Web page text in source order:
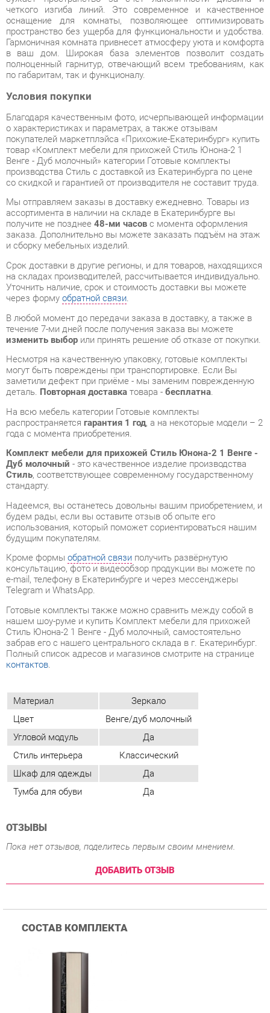
полноценный гарнитур, отвечающий всем требованиям, как
по габаритам, так и функционалу.
Условия покупки
Благодаря качественным фото, исчерпывающей информации
о характеристиках и параметрах, а также отзывам
покупателей маркетплэйса «Прихожие-Екатеринбург» купить
Венге - Дуб молочный» категории Готовые комплекты
со скидкой и гарантией от производителя не составит труда.
Мы отправляем заказы в доставку ежедневно. Товары из
ассортимента в наличии на складе в Екатеринбурге вы
получите не позднее48-ми часовс момента оформления
заказа. Дополнительно вы можете заказать подъём на этаж
и сборку мебельных изделий.
Срок доставки в другие регионы, и для товаров, находящихся
на складах производителей, рассчитывается индивидуально.
Уточнить наличие, срок и стоимость доставки вы можете
через формуобратной связи.
В любой момент до передачи заказа в доставку, а также в
течение 7-ми дней после получения заказа вы можете
изменить выборили принять решение об отказе от покупки.
Несмотря на качественную упаковку, готовые комплекты
могут быть повреждены при транспортировке. Если Вы
деталь.Повторная доставкатовара -бесплатна.
На всю мебель категории Готовые комплекты
года с момента приобретения.
Комплект мебели для прихожей Стиль Юнона-2 1 Венге -
Дуб молочный- это качественное изделие производства
стандарту.
Надеемся, вы останетесь довольны вашим приобретением, и
будем рады, если вы оставите отзыв об опыте его
использования, который поможет сориентироваться нашим
будущим покупателям.
Кроме формы обратной связиполучить развёрнутую
консультацию, фото и видеообзор продукции вы можете по
e-mail, телефону в Екатеринбурге и через мессенджеры
Telegram и WhatsApp.
Готовые комплекты также можно сравнить между собой в
нашем шоу-руме и купить Комплект мебели для прихожей
Стиль Юнона-2 1 Венге - Дуб молочный, самостоятельно
забрав его с нашего центрального склада в г. Екатеринбург.
Полный список адресов и магазинов смотрите на странице
контактов.
Материал
Зеркало
Цвет
Венге/дуб молочный
Угловой модуль
Да
Стиль интерьера
Тумба для обуви
Да
ОТЗЫВЫ
Пока нет отзывов, поделитесь первым своим мнением.
ДОБАВИТЬ ОТЗЫВ
Шкаф угловой Стиль
Юнона-2 ШУ-02 Венге -
Дуб молочный